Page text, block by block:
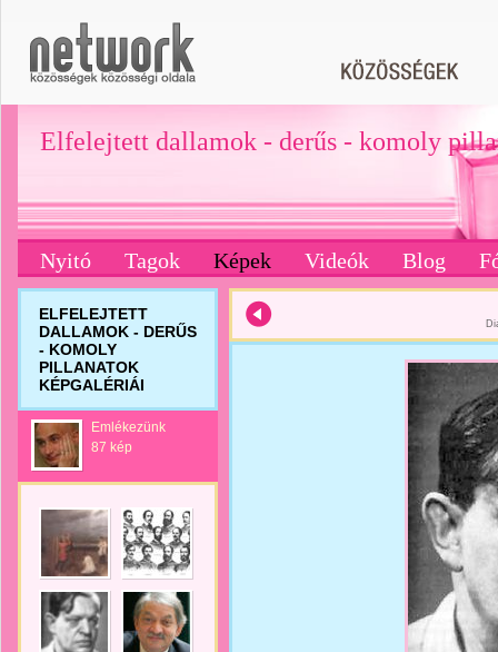
Elfelejtett dallamok - derűs - komoly
Nyitó Tagok Képek Videók Blog
ELFELEJTETT
DALLAMOK - DERŰS
- KOMOLY
PILLANATOK
KÉPGALÉRIÁI
Emlékezünk
87 kép